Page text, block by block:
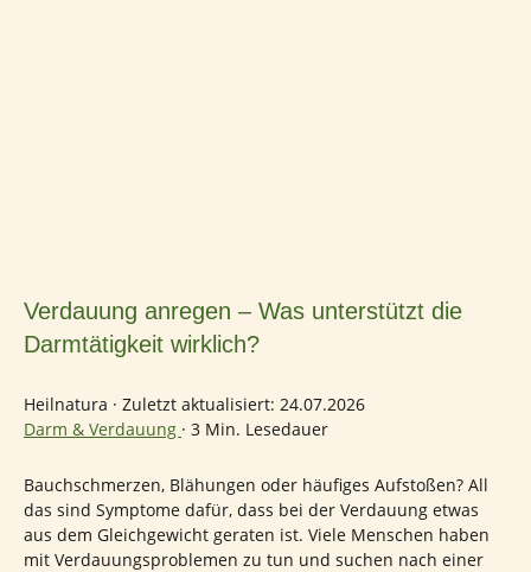
Verdauung anregen – Was unterstützt die
Darmtätigkeit wirklich?
Heilnatura · Zuletzt aktualisiert: 24.07.2026
Darm & Verdauung · 3 Min. Lesedauer
Bauchschmerzen, Blähungen oder häufiges Aufstoßen? All
das sind Symptome dafür, dass bei der Verdauung etwas
aus dem Gleichgewicht geraten ist. Viele Menschen haben
mit Verdauungsproblemen zu tun und suchen nach einer